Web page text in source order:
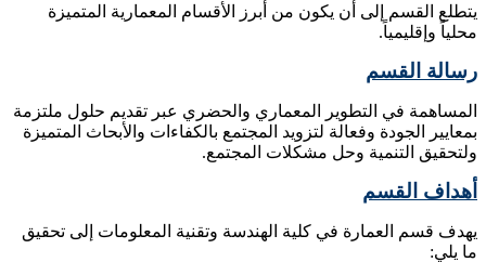
يتطلع القسم إلى أن يكون من أبرز الأقسام المعمارية المتميزة
محلياً وإقليمياً.
رسالة القسم
المساهمة في التطوير المعماري والحضري عبر تقديم حلول ملتزمة
بمعايير الجودة وفعالة لتزويد المجتمع بالكفاءات والأبحاث المتميزة
ولتحقيق التنمية وحل مشكلات المجتمع.
أهداف القسم
يهدف قسم العمارة في كلية الهندسة وتقنية المعلومات إلى تحقيق
ما يلي: